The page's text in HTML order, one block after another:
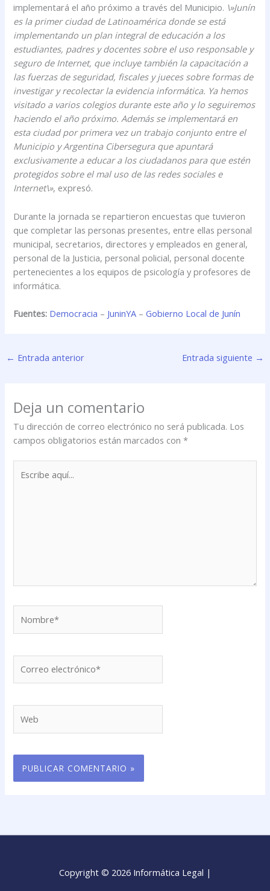
implementará el año próximo a través del Municipio. \»Junín
es la primer ciudad de Latinoamérica donde se está
implementando un plan integral de educación a los
estudiantes, padres y docentes sobre el uso responsable y
seguro de Internet, que incluye también la capacitación a
las fuerzas de seguridad, fiscales y jueces sobre formas de
investigar y recolectar la evidencia informática. Ya hemos
visitado a varios colegios durante este año y lo seguiremos
haciendo el año próximo. Además se implementará en
esta ciudad por primera vez un trabajo conjunto entre el
Municipio y Argentina Cibersegura que apuntará
exclusivamente a educar a los ciudadanos para que estén
protegidos sobre el mal uso de las redes sociales e
Internet\», expresó.
Durante la jornada se repartieron encuestas que tuvieron
que completar las personas presentes, entre ellas personal
municipal, secretarios, directores y empleados en general,
personal de la Justicia, personal policial, personal docente
pertenecientes a los equipos de psicología y profesores de
informática.
Fuentes: Democracia – JuninYA –Gobierno Local de Junín
← Entrada anterior Entrada siguiente →
Deja un comentario
Tu dirección de correo electrónico no será publicada. Los
campos obligatorios están marcados con*
aquí...
electrónico*
Copyright © 2026 Informática Legal |